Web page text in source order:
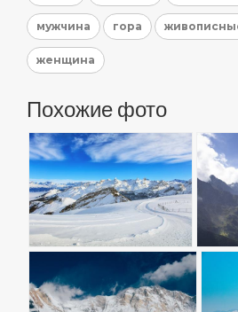
мужчина гора
женщина
Похожие фото